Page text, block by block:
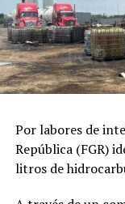
Por labores de
República (FGR)
litros de